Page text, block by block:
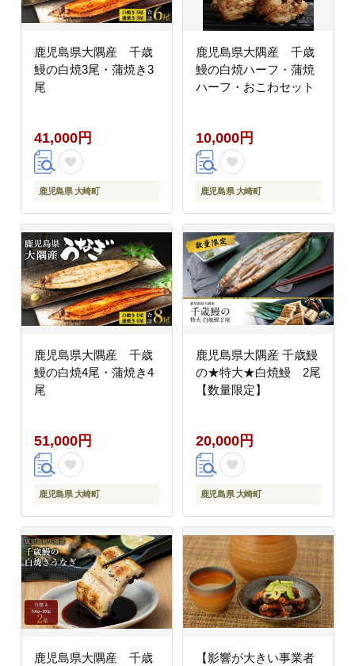
鹿児島県大隅産 千歳
鰻の白焼3尾・蒲焼き3
尾
41,000円
鹿児島県 大崎町
鹿児島県大隅産 千歳
鰻の白焼ハーフ・蒲焼
ハーフ・おこわセット
10,000円
鹿児島県 大崎町
鹿児島県大隅産 千歳
鰻の白焼4尾・蒲焼き4
尾
51,000円
鹿児島県 大崎町
鹿児島県大隅産 千歳鰻
の★特大★白焼鰻 2尾
【数量限定】
20,000円
鹿児島県 大崎町
鹿児島県大隅産 千歳 【影響が大きい事業者